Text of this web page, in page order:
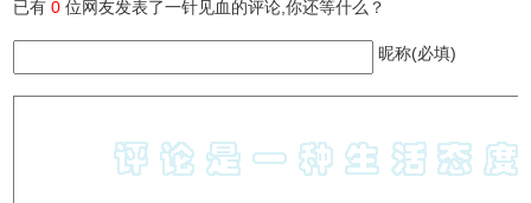
已有0 位网友发表了一针见血的评论,你还等什么？
昵称(必填)